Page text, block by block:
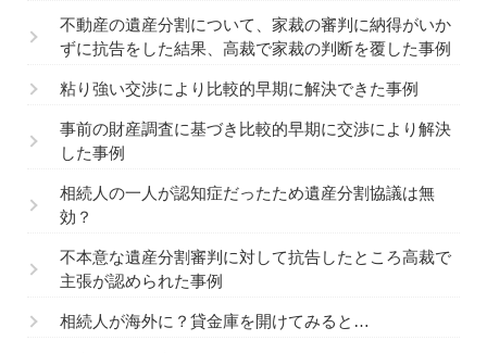
不動産の遺産分割について、家裁の審判に納得がいか
ずに抗告をした結果、高裁で家裁の判断を覆した事例
粘り強い交渉により比較的早期に解決できた事例
事前の財産調査に基づき比較的早期に交渉により解決
した事例
相続人の一人が認知症だったため遺産分割協議は無
効？
不本意な遺産分割審判に対して抗告したところ高裁で
主張が認められた事例
相続人が海外に？貸金庫を開けてみると…